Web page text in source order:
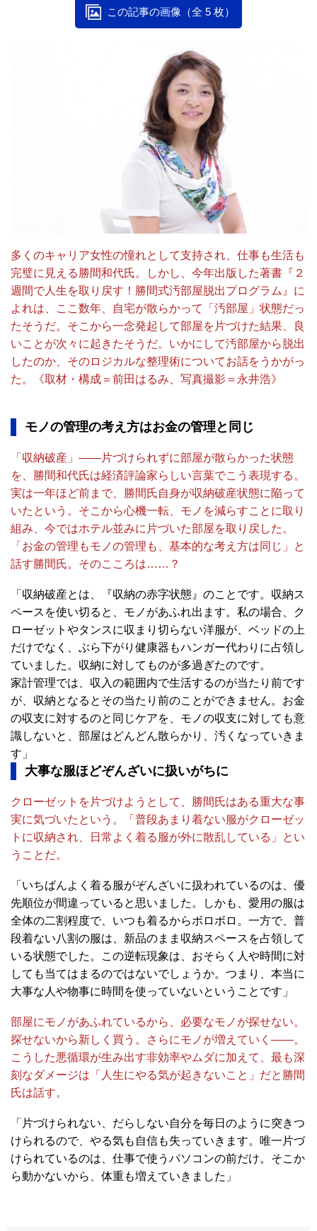
この記事の画像（全 5 枚）
多くのキャリア女性の憧れとして支持され、仕事も生活も
完璧に見える勝間和代氏。しかし、今年出版した著書『２
週間で人生を取り戻す！勝間式汚部屋脱出プログラム』に
よれは、ここ数年、自宅が散らかって「汚部屋」状態だっ
たそうだ。そこから一念発起して部屋を片づけた結果、良
いことが次々に起きたそうだ。いかにして汚部屋から脱出
したのか、そのロジカルな整理術についてお話をうかがっ
た。《取材・構成＝前田はるみ、写真撮影＝永井浩》
モノの管理の考え方はお金の管理と同じ
「収納破産」――片づけられずに部屋が散らかった状態
を、勝間和代氏は経済評論家らしい言葉でこう表現する。
実は一年ほど前まで、勝間氏自身が収納破産状態に陥って
いたという。そこから心機一転、モノを減らすことに取り
組み、今ではホテル並みに片づいた部屋を取り戻した。
「お金の管理もモノの管理も、基本的な考え方は同じ」と
話す勝間氏。そのこころは……？
「収納破産とは、『収納の赤字状態』のことです。収納ス
ペースを使い切ると、モノがあふれ出ます。私の場合、ク
ローゼットやタンスに収まり切らない洋服が、ベッドの上
だけでなく、ぶら下がり健康器もハンガー代わりに占領し
ていました。収納に対してものが多過ぎたのです。
家計管理では、収入の範囲内で生活するのが当たり前です
が、収納となるとその当たり前のことができません。お金
の収支に対するのと同じケアを、モノの収支に対しても意
識しないと、部屋はどんどん散らかり、汚くなっていきま
す」
大事な服ほどぞんざいに扱いがちに
クローゼットを片づけようとして、勝間氏はある重大な事
実に気づいたという。「普段あまり着ない服がクローゼッ
トに収納され、日常よく着る服が外に散乱している」とい
うことだ。
「いちばんよく着る服がぞんざいに扱われているのは、優
先順位が間違っていると思いました。しかも、愛用の服は
全体の二割程度で、いつも着るからボロボロ。一方で、普
段着ない八割の服は、新品のまま収納スペースを占領して
いる状態でした。この逆転現象は、おそらく人や時間に対
しても当てはまるのではないでしょうか。つまり、本当に
大事な人や物事に時間を使っていないということです」
部屋にモノがあふれているから、必要なモノが探せない。
探せないから新しく買う。さらにモノが増えていく――。
こうした悪循環が生み出す非効率やムダに加えて、最も深
刻なダメージは「人生にやる気が起きないこと」だと勝間
氏は話す。
「片づけられない、だらしない自分を毎日のように突きつ
けられるので、やる気も自信も失っていきます。唯一片づ
けられているのは、仕事で使うパソコンの前だけ。そこか
ら動かないから、体重も増えていきました」